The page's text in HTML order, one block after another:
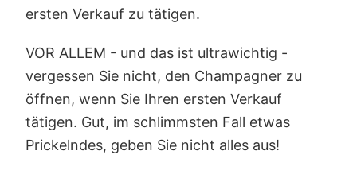
ersten Verkauf zu tätigen.
VOR ALLEM - und das ist ultrawichtig -
vergessen Sie nicht, den Champagner zu
öffnen, wenn Sie Ihren ersten Verkauf
tätigen. Gut, im schlimmsten Fall etwas
Prickelndes, geben Sie nicht alles aus!